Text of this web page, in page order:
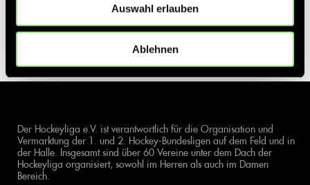
Auswahl erlauben
Ablehnen
Der Hockeyliga e.V. ist verantwortlich für die Organisation und
Vermarktung der 1. und 2. Hockey-Bundesligen auf dem Feld und in
der Halle. Insgesamt sind über 60 Vereine unter dem Dach der
Hockeyliga organisiert, sowohl im Herren als auch im Damen
Bereich.